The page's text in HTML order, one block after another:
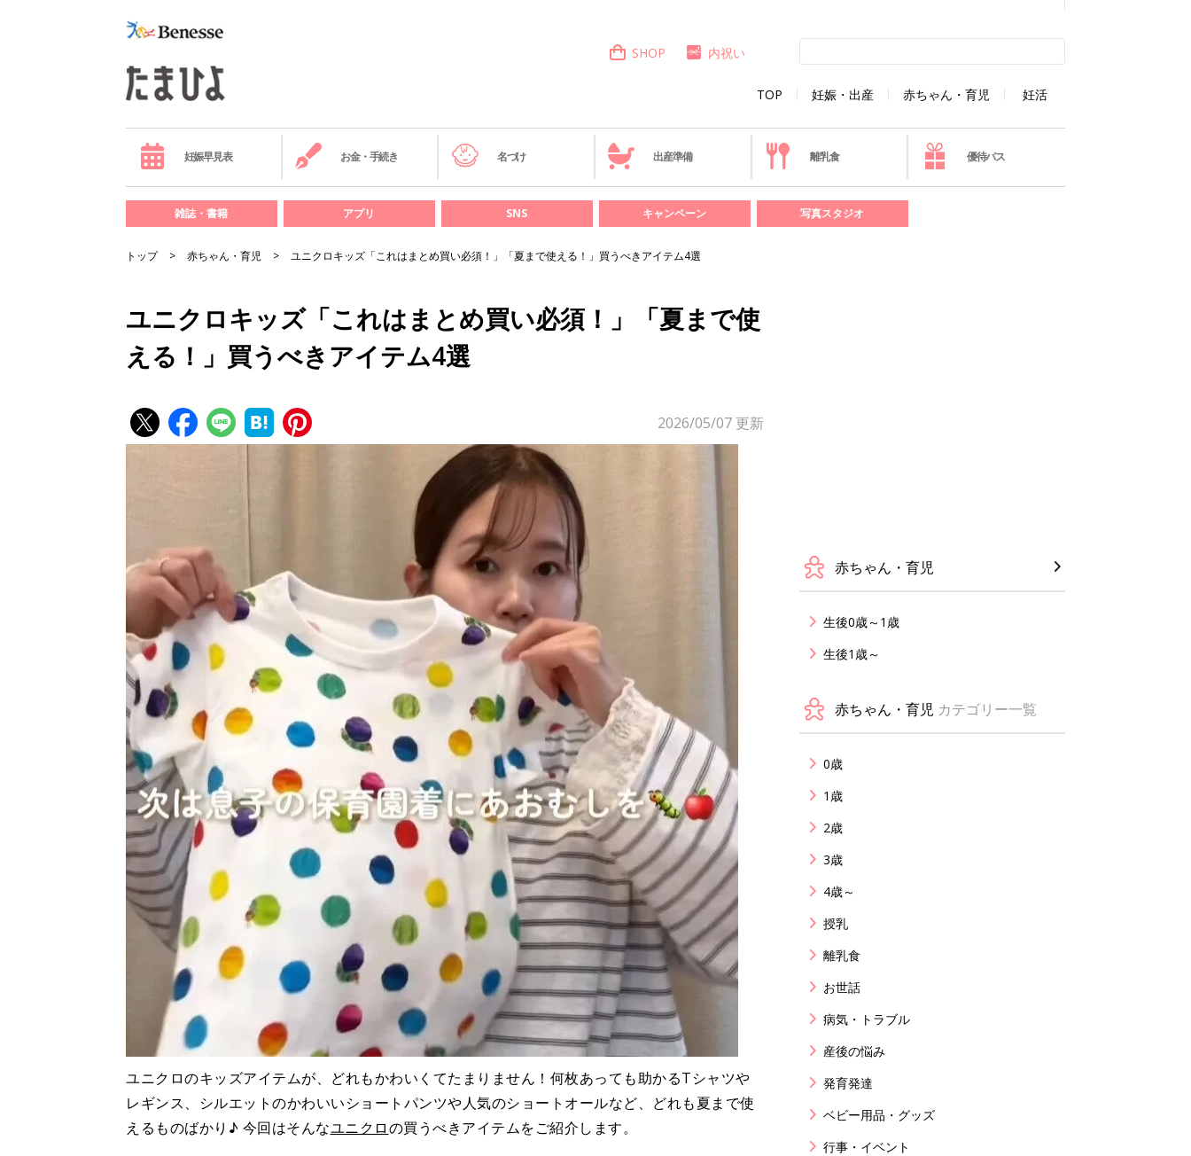
TOP 妊娠・出産 赤ちゃん・育児 妊活
SHOP 内祝い
妊娠早見表 お金・手続き 名づけ 出産準備 離乳食 優待パス
雑誌・書籍 アプリ SNS キャンペーン 写真スタジオ
トップ 赤ちゃん・育児 ユニクロキッズ「これはまとめ買い必須！」「夏まで使える！」買うべきアイテム4選
ユニクロキッズ「これはまとめ買い必須！」「夏まで使
える！」買うべきアイテム4選
2026/05/07 更新
ユニクロのキッズアイテムが、どれもかわいくてたまりません！何枚あっても助かるTシャツや
レギンス、シルエットのかわいいショートパンツや人気のショートオールなど、どれも夏まで使
えるものばかり♪ 今回はそんなユニクロの買うべきアイテムをご紹介します。
赤ちゃん・育児
生後0歳～1歳
生後1歳～
赤ちゃん・育児 カテゴリー一覧
0歳
1歳
2歳
3歳
4歳～
授乳
離乳食
お世話
病気・トラブル
産後の悩み
発育発達
ベビー用品・グッズ
行事・イベント